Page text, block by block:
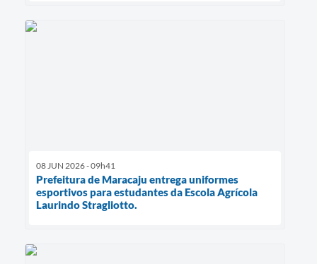
08 JUN 2026 - 09h41
Prefeitura de Maracaju entrega uniformes
esportivos para estudantes da Escola Agrícola
Laurindo Stragliotto.